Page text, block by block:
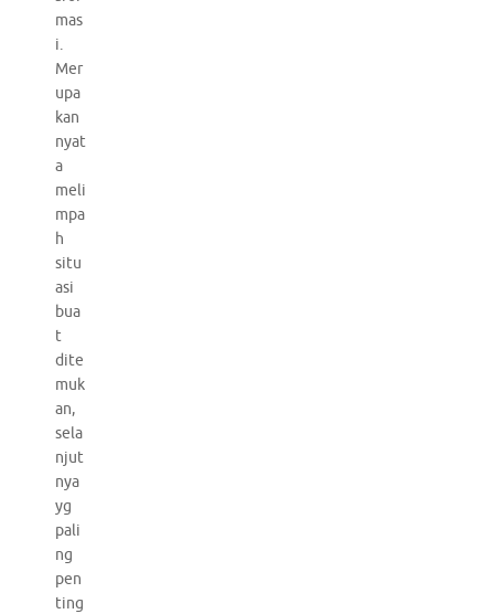
mas
i.
Mer
upa
kan
nyat
a
meli
mpa
h
situ
asi
bua
t
dite
muk
an,
sela
njut
nya
yg
pali
ng
pen
ting